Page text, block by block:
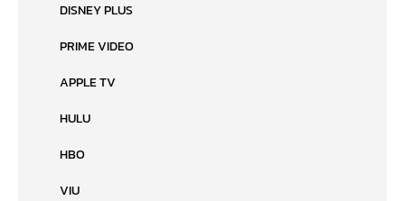
DISNEY PLUS
PRIME VIDEO
APPLE TV
HULU
HBO
VIU